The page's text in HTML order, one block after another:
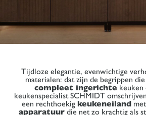
Tijdloze elegantie, evenwichtige
materialen: dat zijn de begrippen die
compleet ingerichtekeuken
keukenspecialist SCHMIDT
een rechthoekig keukeneiland
apparatuur die net zo krachtig als